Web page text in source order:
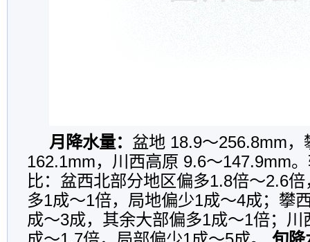
月降水量： 盆地 18.9～256.8mm
162.1mm，川西高原 9.6～147.9mm
比：盆西北部分地区偏多1.8倍～2.6
多1成～1倍，局地偏少1成～4成；攀
成～3成，其余大部偏多1成～1倍；